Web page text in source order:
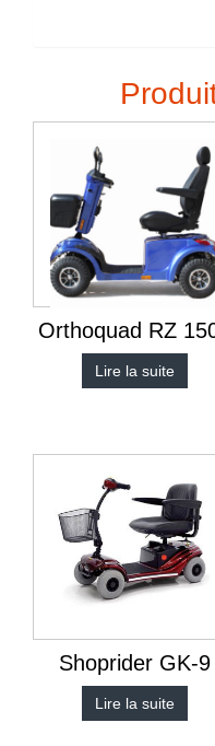
Orthoquad RZ
Lire la suite
Shoprider GK-9
Lire la suite